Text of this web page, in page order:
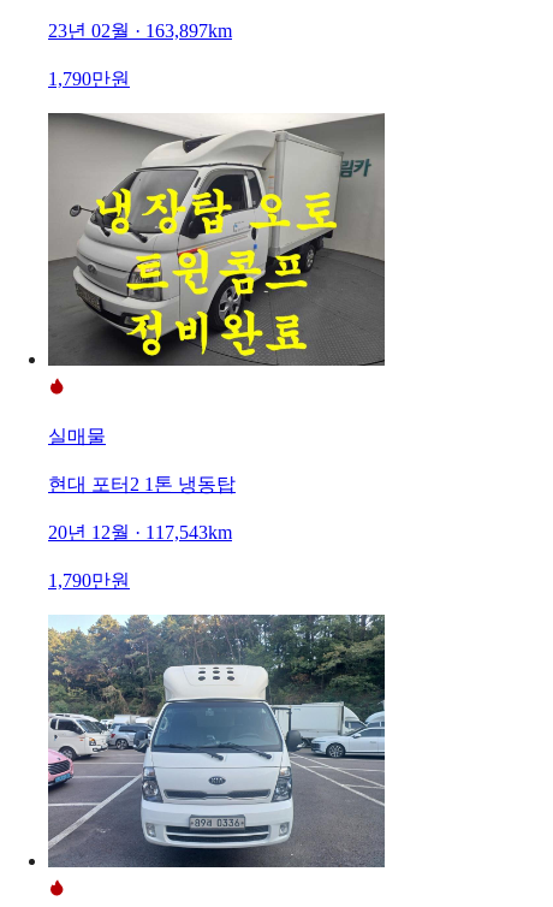
23년 02월 · 163,897km
1,790만원
실매물
현대 포터2 1톤 냉동탑
20년 12월 · 117,543km
1,790만원